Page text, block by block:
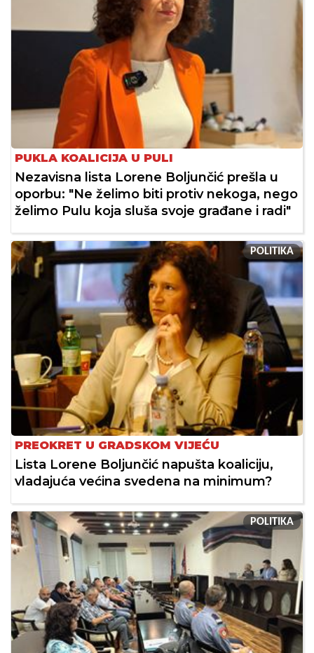
PUKLA KOALICIJA U PULI
Nezavisna lista Lorene Boljunčić prešla u
oporbu: "Ne želimo biti protiv nekoga, nego
želimo Pulu koja sluša svoje građane i radi"
POLITIKA
PREOKRET U GRADSKOM VIJEĆU
Lista Lorene Boljunčić napušta koaliciju,
vladajuća većina svedena na minimum?
POLITIKA